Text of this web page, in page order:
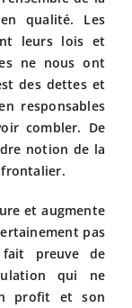
qualité. Les
leurs lois et
ne nous ont
des dettes et
responsables
combler. De
notion de la
et augmente
pas
preuve de
qui ne
profit et son